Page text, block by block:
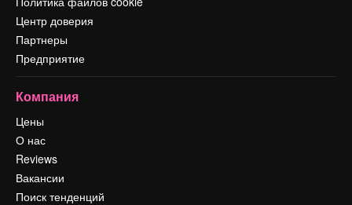
Центр доверия
Партнеры
Предприятие
Компания
Цены
О нас
Reviews
Вакансии
Поиск тенденций